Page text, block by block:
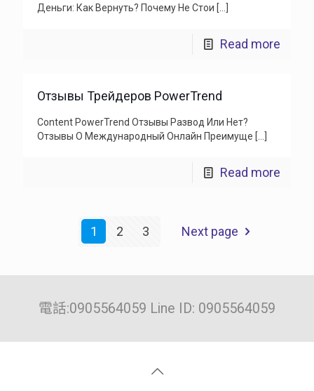
Деньги: Как Вернуть? Почему Не Стои […]
Read more
Отзывы Трейдеров PowerTrend
Content PowerTrend Отзывы Развод Или Нет?
Отзывы О Международный Онлайн Преимуще […]
Read more
1 2 3 Next page
電話:0905564059 Line ID: 0905564059